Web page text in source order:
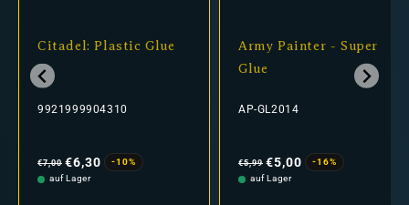
Citadel: Plastic Glue
9921999904310
Preis
€7,00 €6,30
-10%
auf Lager
Army Painter - Super
Glue
AP-GL2014
Preis
€5,99 €5,00
-16%
auf Lager